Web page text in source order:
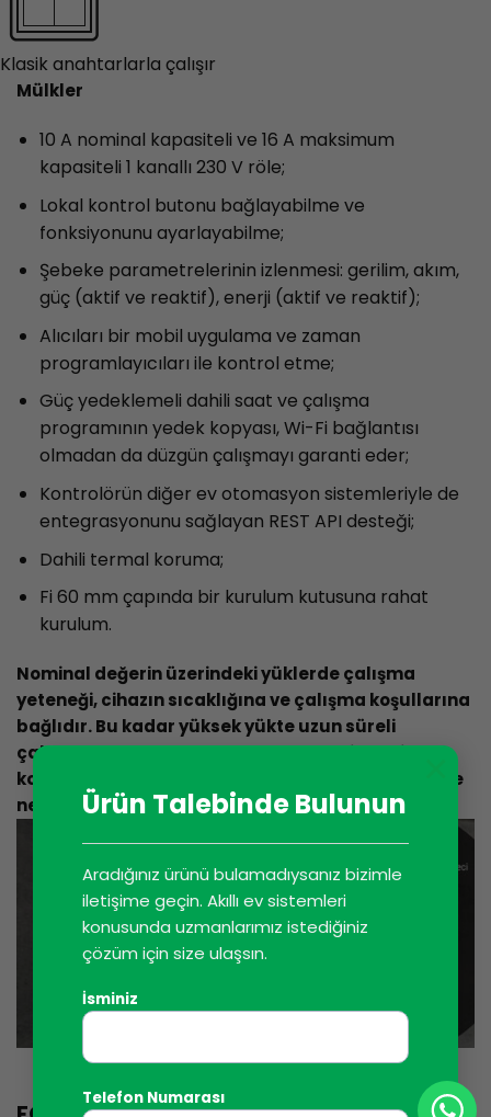
Ürün Talebinde Bulunun
Aradığınız ürünü bulamadıysanız bizimle
iletişime geçin. Akıllı ev sistemleri
konusunda uzmanlarımız istediğiniz
çözüm için size ulaşsın.
İsminiz
Telefon Numarası
Klasik anahtarlarla çalışır
Mülkler
10 A nominal kapasiteli ve 16 A maksimum
kapasiteli 1 kanallı 230 V röle;
Lokal kontrol butonu bağlayabilme ve
fonksiyonunu ayarlayabilme;
Şebeke parametrelerinin izlenmesi: gerilim, akım,
güç (aktif ve reaktif), enerji (aktif ve reaktif);
Alıcıları bir mobil uygulama ve zaman
programlayıcıları ile kontrol etme;
Güç yedeklemeli dahili saat ve çalışma
programının yedek kopyası, Wi-Fi bağlantısı
olmadan da düzgün çalışmayı garanti eder;
Kontrolörün diğer ev otomasyon sistemleriyle de
entegrasyonunu sağlayan REST API desteği;
Dahili termal koruma;
Fi 60 mm çapında bir kurulum kutusuna rahat
kurulum.
Nominal değerin üzerindeki yüklerde çalışma
yeteneği, cihazın sıcaklığına ve çalışma koşullarına
bağlıdır. Bu kadar yüksek yükte uzun süreli
çalışma, termal korumanın devreye girmesine ve
kontrol edilen devrelerin bağlantısının kesilmesine
neden olabilir.